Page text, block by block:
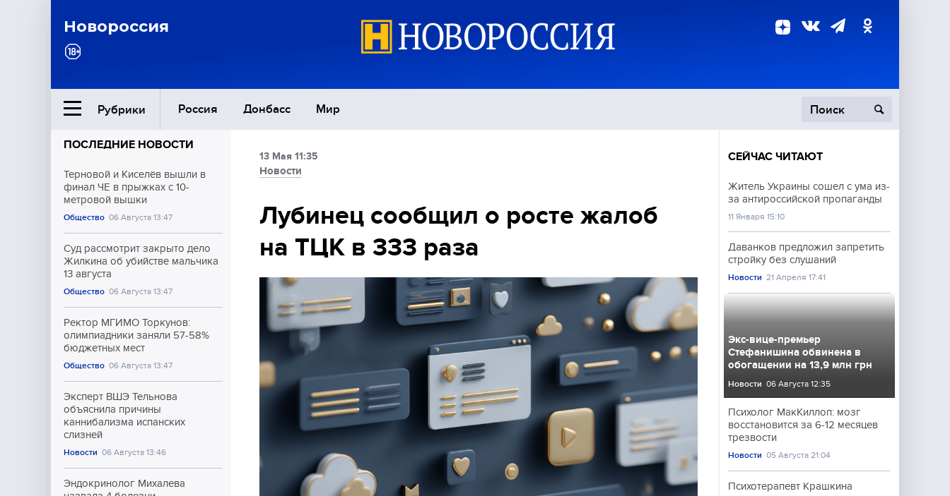
Новороссия
Рубрики Россия Донбасс Мир
Ближний Восток
Общество
Экономика
Происшествия
Культура
Спорт
ПОСЛЕДНИЕ НОВОСТИ
Терновой и Киселёв вышли в
финал ЧЕ в прыжках с 10-
метровой вышки
Общество 06 Августа 13:47
Суд рассмотрит закрыто дело
Жилкина об убийстве мальчика
13 августа
Общество 06 Августа 13:47
Ректор МГИМО Торкунов:
олимпиадники заняли 57-58%
бюджетных мест
Общество 06 Августа 13:47
Эксперт ВШЭ Тельнова
объяснила причины
каннибализма испанских
слизней
Новости 06 Августа 13:46
Эндокринолог Михалева
13 Мая 11:35
Новости
Лубинец сообщил о росте жалоб
на ТЦК в 333 раза
СЕЙЧАС ЧИТАЮТ
Житель Украины сошел с ума из-
за антироссийской пропаганды
11 Января 15:10
Даванков предложил запретить
стройку без слушаний
Новости 21 Апреля 17:41
Экс-вице-премьер
Стефанишина обвинена в
обогащении на 13,9 млн грн
Новости 06 Августа 12:35
Психолог МакКиллоп: мозг
восстановится за 6-12 месяцев
трезвости
Новости 05 Августа 21:04
Психотерапевт Крашкина